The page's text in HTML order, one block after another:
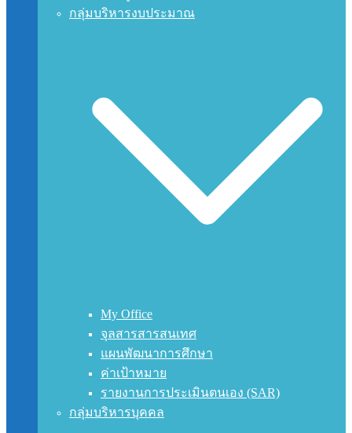
กลุ่มบริหารงบประมาณ
My Office
จุลสารสารสนเทศ
แผนพัฒนาการศึกษา
ค่าเป้าหมาย
รายงานการประเมินตนเอง (SAR)
กลุ่มบริหารบุคคล